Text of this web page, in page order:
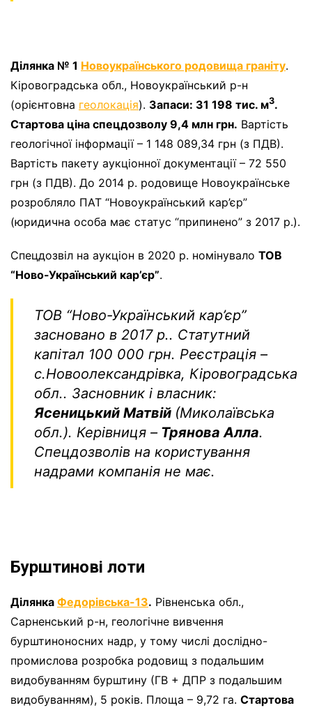
Ділянка № 1 Новоукраїнського родовища граніту.
Кіровоградська обл., Новоукраїнський р-н
(орієнтовна геолокація). Запаси: 31 198 тис. м3.
Стартова ціна спецдозволу 9,4 млн грн. Вартість
геологічної інформації – 1 148 089,34 грн (з ПДВ).
Вартість пакету аукціонної документації – 72 550
грн (з ПДВ). До 2014 р. родовище Новоукраїнське
розробляло ПАТ “Новоукраїнський кар’єр”
(юридична особа має статус “припинено” з 2017 р.).
Спецдозвіл на аукціон в 2020 р. номінувало ТОВ
“Ново-Український кар’єр”.
ТОВ “Ново-Український кар’єр”
засновано в 2017 р.. Статутний
капітал 100 000 грн. Реєстрація –
с.Новоолександрівка, Кіровоградська
обл.. Засновник і власник:
Ясеницький Матвій (Миколаївська
обл.). Керівниця –Трянова Алла.
Спецдозволів на користування
надрами компанія не має.
Бурштинові лоти
Ділянка Федорівська-13. Рівненська обл.,
Сарненський р-н, геологічне вивчення
бурштиноносних надр, у тому числі дослідно-
промислова розробка родовищ з подальшим
видобуванням бурштину (ГВ + ДПР з подальшим
видобуванням), 5 років. Площа – 9,72 га. Стартова